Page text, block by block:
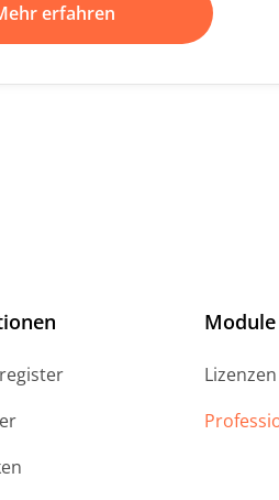
erfahren